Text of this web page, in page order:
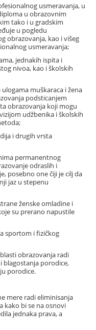
usmeravanja, u
u obrazovnim
tako i u gradskim
u pogledu
obrazovanja, kao i višeg
usmeravanja;
jednakih ispita i
nivoa, kao i školskih
muškaraca i žena
podsticanjem
obrazovanja koji mogu
udžbenika i školskih
i drugih vrsta
permanentnog
odraslih i
posebno one čiji je cilj da
jaz u stepenu
ženske omladine i
su prerano napustile
sportom i fizičkog
obrazovanja radi
blagostanja porodice,
porodice.
mere radi eliminisanja
kako bi se na osnovi
jednaka prava, a